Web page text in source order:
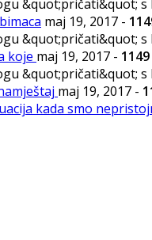
maj 19, 2017 -
koje maj 19, 2017 - 1149
maj 19, 2017 -
kada smo